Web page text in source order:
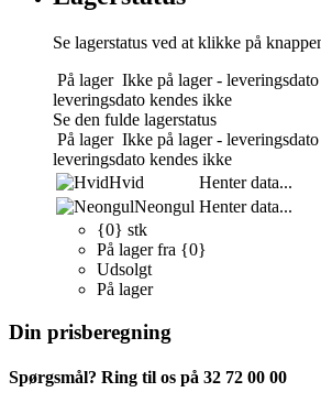
Se lagerstatus ved at klikke på
På lager Ikke på lager -
leveringsdato kendes ikke
Se den fulde lagerstatus
På lager Ikke på lager -
leveringsdato kendes ikke
Hvid
Henter data...
Neongul Henter data...
{0} stk
På lager fra {0}
Udsolgt
På lager
Din prisberegning
Spørgsmål? Ring til os på 32 72 00 00